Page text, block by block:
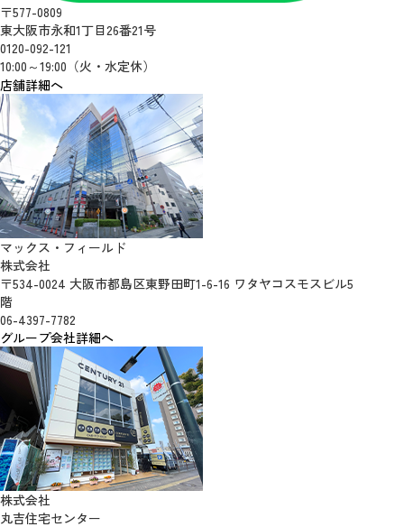
〒577-0809
東大阪市永和1丁目26番21号
0120-092-121
10:00～19:00（火・水定休）
店舗詳細へ
マックス・フィールド
株式会社
〒534-0024 大阪市都島区東野田町1-6-16 ワタヤコスモスビル5
階
06-4397-7782
グループ会社詳細へ
株式会社
丸吉住宅センター